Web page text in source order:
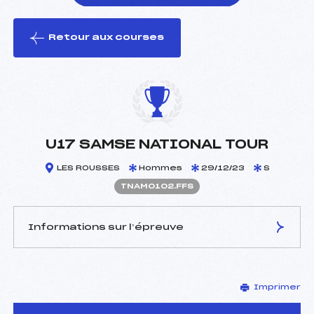
le ski
Retour aux courses
U17 SAMSE NATIONAL TOUR
LES ROUSSES Hommes 29/12/23 S
TNAM0102.FFS
Informations sur l’épreuve
GOUY ETIENNE (DA)
Délégué Technique :
PIERRAT BERNARD (MV)
Imprimer